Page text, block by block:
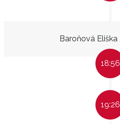
Baroňová Eliška
18:56
19:26